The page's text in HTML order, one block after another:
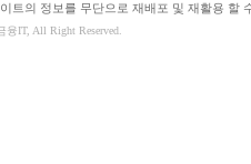
트의 정보를 무단으로 재배포 및 재활용 할
IT, All Right Reserved.